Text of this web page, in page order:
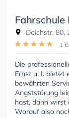
Fahrschule
Deichstr. 80,
1
Die
Ernst u. I. bietet
bewährten
Angststörung
hast, dann wirst
Worauf also